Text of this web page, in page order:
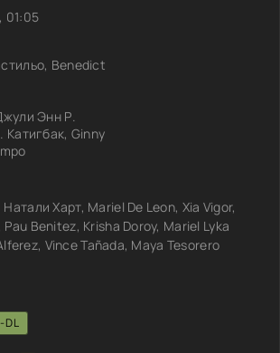
01:05
Benedict
Энн Р.
Катигбак, Ginny
Харт, Mariel De Leon, Xia Vigor,
Benitez, Krisha Doroy, Mariel Lyka
Vince Tañada, Maya Tesorero
DL